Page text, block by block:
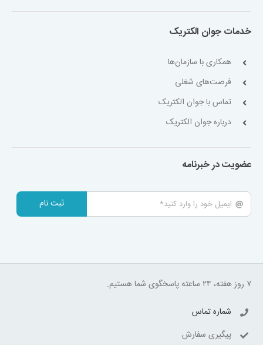
خدمات جوان الکتریک
همکاری با سازمان‌ها
فرصت‌های شغلی
تماس با جوان الکتریک
درباره جوان الکتریک
عضویت در خبرنامه
ثبت نام
۷ روز هفته، ۲۴ ساعته پاسخگوی شما هستیم.
شماره تماس
پیگیری سفارش